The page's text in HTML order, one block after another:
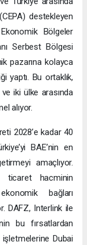
destekleyen
Bölgeler
Serbest Bölgesi
pazarına kolayca
yaptı. Bu ortaklık,
iki ülke arasında
alıyor.
2028’e kadar 40
BAE’nin en
amaçlıyor.
ticaret hacminin
bağları
DAFZ, Interlink ile
bu fırsatlardan
Dubai